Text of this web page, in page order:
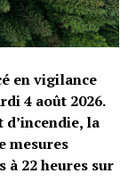
en vigilance
4 août 2026.
la
mesures
à 22 heures sur